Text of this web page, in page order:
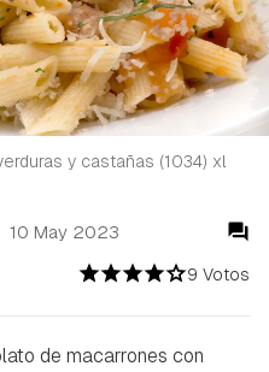
9 Votos
10 May 2023
y castañas (1034) xl
de macarrones con